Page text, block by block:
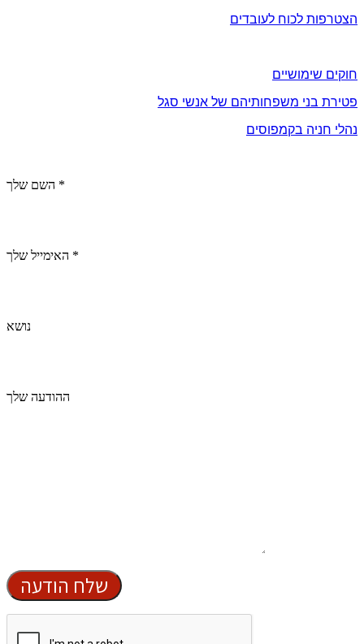
הצטרפות לכוח לעובדים
חוקים שימושיים
פטירת בני משפחותיהם של אנשי סגל
נהלי חניה בקמפוסים
השם שלך *
האימייל שלך *
נושא
ההודעה שלך